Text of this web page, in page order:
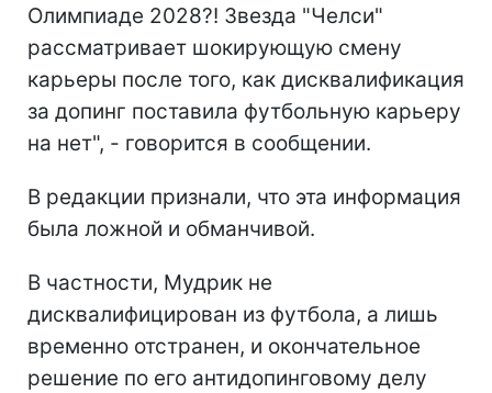
Олимпиаде 2028?! Звезда "Челси"
рассматривает шокирующую смену
карьеры после того, как дисквалификация
за допинг поставила футбольную карьеру
на нет", - говорится в сообщении.
В редакции признали, что эта информация
была ложной и обманчивой.
В частности, Мудрик не
дисквалифицирован из футбола, а лишь
временно отстранен, и окончательное
решение по его антидопинговому делу